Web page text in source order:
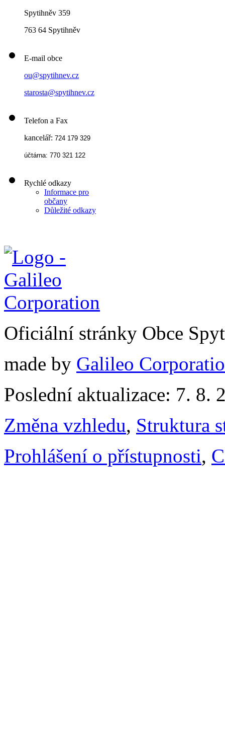
Spytihněv 359
763 64 Spytihněv
E-mail obce
ou@spytihnev.cz
starosta@spytihnev.cz
Telefon a Fax
kancelář: 724 179 329
účtárna: 770 321 122
Rychlé odkazy
Informace pro
občany
Důležité odkazy
Oficiální stránky Obce
made by Galileo
Poslední aktualizace: 7. 8.
Změna vzhledu, Struktura
Prohlášení o přístupnosti,